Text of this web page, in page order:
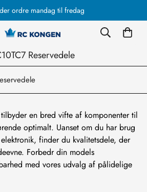
ordre mandag til fredag
Reservedele
tilbyder en bred vifte af komponenter til
optimalt. Uanset om du har brug
finder du kvalitetsdele, der
Forbedr din models
med vores udvalg af pålidelige